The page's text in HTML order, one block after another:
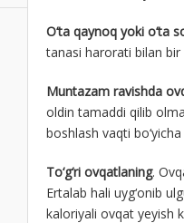
O‘ta qaynoq yoki o‘ta
tanasi harorati bilan bir
Muntazam ravishda
oldin tamaddi qilib
boshlash vaqti
To‘g‘ri ovqatlaning.
Ertalab hali uyg‘onib
kaloriyali ovqat yeyish